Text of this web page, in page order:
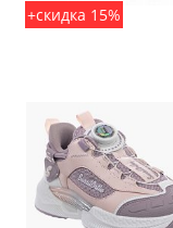
+скидка 15%